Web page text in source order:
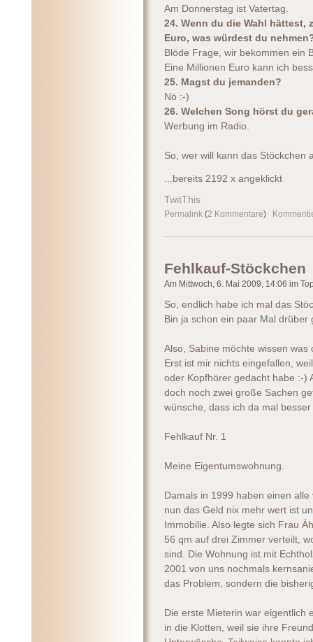
Am Donnerstag ist Vatertag.
24. Wenn du die Wahl
Euro, was würdest du
Blöde Frage, wir bekommen ein
Eine Millionen Euro kann ich
25. Magst du jemanden?
Nö :-)
26. Welchen Song hörst du
Werbung im Radio.
So, wer will kann das Stöckchen
...bereits 2192 x angeklickt
TwitThis
Permalink (2 Kommentare)
Fehlkauf-Stöckchen
Am Mittwoch, 6. Mai 2009, 14:06 im
So, endlich habe ich mal das
Bin ja schon ein paar Mal drüber
Also, Sabine möchte wissen
Erst ist mir nichts eingefallen,
oder Kopfhörer gedacht habe :-)
doch noch zwei große Sachen
wünsche, dass ich da mal
Fehlkauf Nr. 1
Meine Eigentumswohnung.
Damals in 1999 haben einen
nun das Geld nix mehr wert ist
Immobilie. Also legte sich Frau
56 qm auf drei Zimmer verteilt,
sind. Die Wohnung ist mit
2001 von uns nochmals
das Problem, sondern die
Die erste Mieterin war eigentlich
in die Klotten, weil sie ihre